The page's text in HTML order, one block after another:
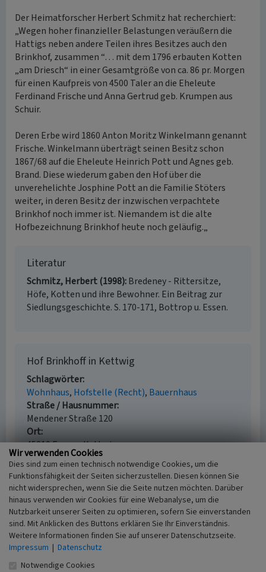
Der Heimatforscher Herbert Schmitz hat recherchiert:
„Wegen hoher finanzieller Belastungen veräußern die
Hattigs neben andere Teilen ihres Besitzes auch den
Brinkhof, zusammen “… mit dem 1796 erbauten Kotten
„am Driesch“ in einer Gesamtgröße von ca. 86 pr. Morgen
für einen Kaufpreis von 4500 Taler an die Eheleute
Ferdinand Frische und Anna Gertrud geb. Krumpen aus
Schuir.
Deren Erbe wird 1860 Anton Moritz Winkelmann genannt
Frische. Winkelmann überträgt seinen Besitz schon
1867/68 auf die Eheleute Heinrich Pott und Agnes geb.
Brand. Diese wiederum gaben den Hof über die
unverehelichte Josphine Pott an die Familie Stöters
weiter, in deren Besitz der inzwischen verpachtete
Brinkhof noch immer ist. Niemandem ist die alte
Hofbezeichnung Brinkhof heute noch geläufig.„
Literatur
Schmitz, Herbert (1998) Bredeney - Rittersitze,
Höfe, Kotten und ihre Bewohner. Ein Beitrag zur
Siedlungsgeschichte. S. 170-171, Bottrop u. Essen.
Hof Brinkhoff in Kettwig
Schlagwörter
Wohnhaus Hofstelle (Recht) Bauernhaus
Straße / Hausnummer
Mendener Straße 120
Ort
45219 Essen - Kettwig
Fachsicht(en)
Kulturlandschaftspflege
Erfassungsmaßstab
i.d.R. 1:5.000 (größer als 1:20.000)
Erfassungsmethode
Literaturauswertung, Geländebegehung/-
kartierung, Auswertung historischer Karten
Historischer Zeitraum
Beginn 1750 bis 1835
Wir verwenden Cookies
Dies sind zum einen technisch notwendige Cookies, um die
Funktionsfähigkeit der Seiten sicherzustellen. Diesen können Sie
nicht widersprechen, wenn Sie die Seite nutzen möchten. Darüber
hinaus verwenden wir Cookies für eine Webanalyse, um die
Nutzbarkeit unserer Seiten zu optimieren, sofern Sie einverstanden
sind. Mit Anklicken des Buttons erklären Sie Ihr Einverständnis.
Weitere Informationen finden Sie auf unserer Datenschutzseite.
Impressum | Datenschutz
Notwendige Cookies